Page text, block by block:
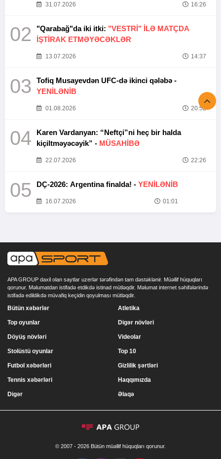
31.07.2026 16:26
02 "Qarabağ"da iki itki: "VESTRİ" İLƏ MATÇDA
İŞTİRAK ETMƏYƏCƏKLƏR
13.07.2026 14:37
03
Tofiq Musayevdən UFC-də ikinci qələbə -
YENİLƏNİB
01.08.2026 20:52
04
Karen Vardanyan: “Neftçi”ni heç bir halda
kiçiltməyəcəyik” - MÜSAHİBƏ
22.07.2026 22:26
05 DÇ-2026: Argentina finalda! - YENİLƏNİB
16.07.2026 01:01
APA GROUP daxil olan saytlar uzerlər tərəfindən tam dəstəklənir. Müəllif hüquqları
qorunur. Məlumatdan istifadə etdikdə istinad mütləqdir. Məlumat internet səhifələrində
istifadə edildikdə müvafiq keçidin qoyulması mütləqdir.
Bütün xəbərlər
Top oyunlar
Döyüş növləri
Stolüstü oyunlar
Atletika
Digər növləri
Videolar
Top 10
Futbol xəbərləri
Tennis xəbərləri
Digər
Gizlilik şərtləri
Haqqımızda
Əlaqə
© 2007 - 2026 Bütün müəllif hüquqları qorunur.